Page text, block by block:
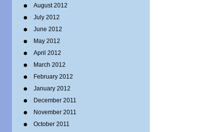
August 2012
July 2012
June 2012
May 2012
April 2012
March 2012
February 2012
January 2012
December 2011
November 2011
October 2011